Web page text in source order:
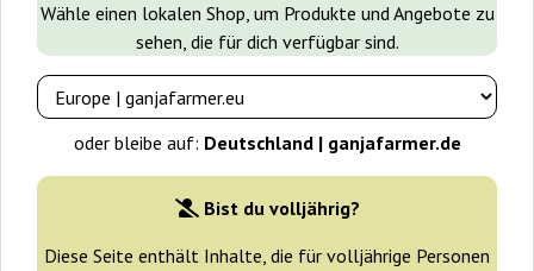
Wähle einen lokalen Shop, um Produkte und Angebote zu
sehen, die für dich verfügbar sind.
oder bleibe auf: Deutschland | ganjafarmer.de
Bist du volljährig?
Diese Seite enthält Inhalte, die für volljährige Personen
-30%
+ Extras